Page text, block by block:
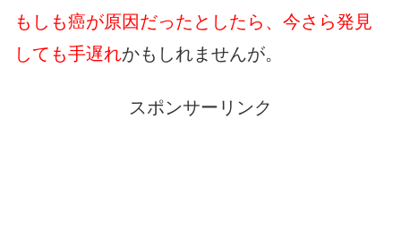
もしも癌が原因だったとしたら、今さら発見
しても手遅れかもしれませんが。
スポンサーリンク